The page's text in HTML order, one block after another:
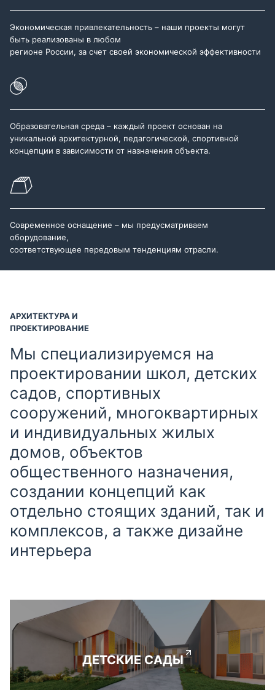
Экономическая привлекательность – наши проекты могут
быть реализованы в любом
регионе России, за счет своей экономической эффективности
Образовательная среда – каждый проект основан на
уникальной архитектурной, педагогической, спортивной
концепции в зависимости от назначения объекта.
Современное оснащение – мы предусматриваем
оборудование,
соответствующее передовым тенденциям отрасли.
АРХИТЕКТУРА И
ПРОЕКТИРОВАНИЕ
Мы специализируемся на
проектировании школ, детских
садов, спортивных
сооружений, многоквартирных
и индивидуальных жилых
домов, объектов
общественного назначения,
создании концепций как
отдельно стоящих зданий, так и
комплексов, а также дизайне
интерьера
ДЕТСКИЕ САДЫ